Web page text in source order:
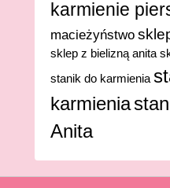
karmienie
macieżyństwo
sklep z bielizną anita
stanik do karmienia
karmienia
Anita